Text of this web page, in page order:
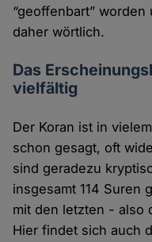
“geoffenbart”
daher wörtlich.
Das
vielfältig
Der Koran ist in
schon gesagt, oft
sind geradezu
insgesamt 114 Suren
mit den letzten - also
Hier findet sich auch